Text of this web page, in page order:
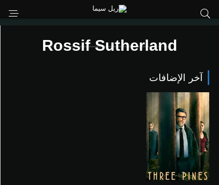
Rossif Sutherland
آخر الإضافات